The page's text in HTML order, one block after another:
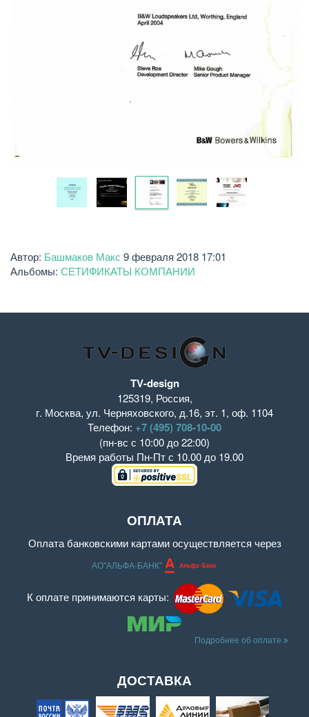
Автор: Башмаков Макс 9 февраля 2018 17:01
Альбомы: СЕТИФИКАТЫ КОМПАНИИ
TV-design
125319, Россия,
г. Москва, ул. Черняховского, д.16, эт. 1, оф. 1104
Телефон: +7 (495) 708-10-00
(пн-вс с 10:00 до 22:00)
Время работы Пн-Пт с 10.00 до 19.00
ОПЛАТА
Оплата банковскими картами осуществляется через
АО"АЛЬФА-БАНК"
К оплате принимаются карты:
Подробнее об оплате
ДОСТАВКА